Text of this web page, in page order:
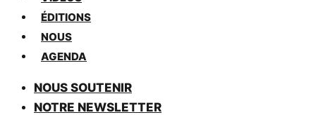
ÉDITIONS
NOUS
AGENDA
NOUS SOUTENIR
NOTRE NEWSLETTER